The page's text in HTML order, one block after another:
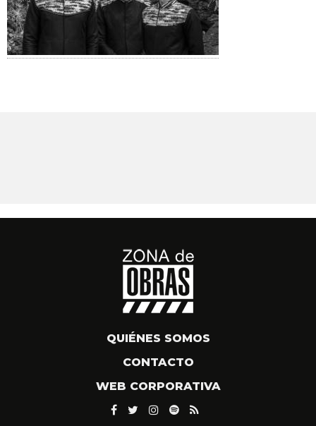
QUIÉNES SOMOS
CONTACTO
WEB CORPORATIVA